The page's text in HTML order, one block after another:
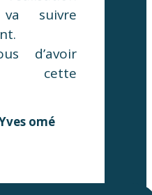
suivre
d’avoir
cette
omé